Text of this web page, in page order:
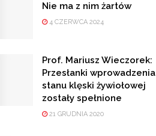
Nie ma z nim żartów
4 CZERWCA 2024
Prof. Mariusz Wieczorek:
Przesłanki wprowadzenia
stanu klęski żywiołowej
zostały spełnione
21 GRUDNIA 2020